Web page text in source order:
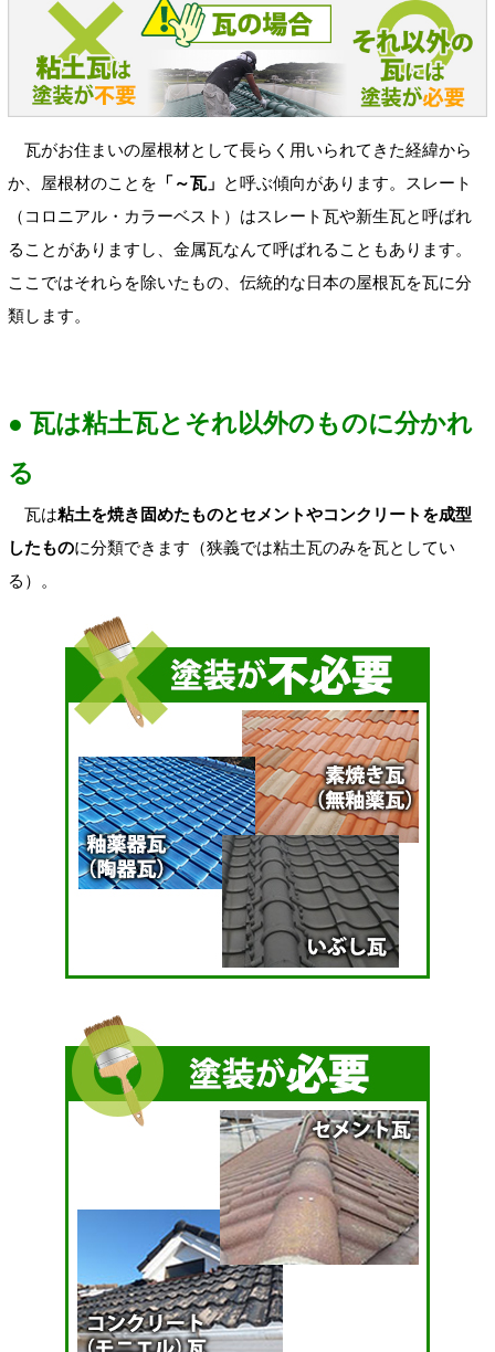
瓦がお住まいの屋根材として長らく用いられてきた経緯から
か、屋根材のことを 「～瓦」 と呼ぶ傾向があります。スレート
（コロニアル・カラーベスト）はスレート瓦や新生瓦と呼ばれ
ることがありますし、金属瓦なんて呼ばれることもあります。
ここではそれらを除いたもの、伝統的な日本の屋根瓦を瓦に分
類します。
● 瓦は粘土瓦とそれ以外のものに分かれ
る
瓦は粘土を焼き固めたものとセメントやコンクリートを成型
したものに分類できます（狭義では粘土瓦のみを瓦としてい
る）。